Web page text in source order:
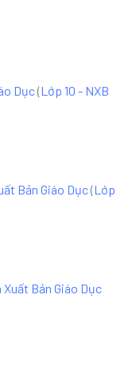
Dục(Lớp 10 - NXB
Bản Giáo Dục(Lớp
Xuất Bản Giáo Dục